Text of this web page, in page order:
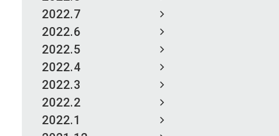
2022.7
2022.6
2022.5
2022.4
2022.3
2022.2
2022.1